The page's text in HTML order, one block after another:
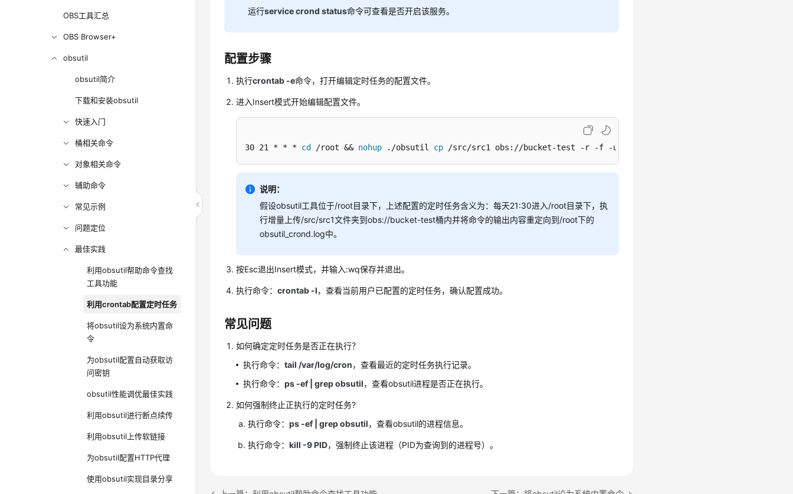
OBS工具汇总
OBS Browser+
obsutil
obsutil简介
下载和安装obsutil
快速入门
桶相关命令
对象相关命令
辅助命令
常见示例
问题定位
最佳实践
利用obsutil帮助命令查找
工具功能
利用crontab配置定时任务
将obsutil设为系统内置命
令
为obsutil配置自动获取访
问密钥
obsutil性能调优最佳实践
利用obsutil进行断点续传
利用obsutil上传软链接
为obsutil配置HTTP代理
使用obsutil实现目录分享
运行service crond status命令可查看是否开启该服务。
配置步骤
执行crontab -e命令，打开编辑定时任务的配置文件。
进入Insert模式开始编辑配置文件。
30 21 * * * cd /root && nohup ./obsutil cp /src/src1 obs://bucket-test -r -f -u &>obsutil_crond.log &
说明：
假设obsutil工具位于/root目录下，上述配置的定时任务含义为：每天21:30进入/root目录下，执
行增量上传/src/src1文件夹到obs://bucket-test桶内并将命令的输出内容重定向到/root下的
obsutil_crond.log中。
按Esc退出Insert模式，并输入:wq保存并退出。
执行命令：crontab -l，查看当前用户已配置的定时任务，确认配置成功。
常见问题
如何确定定时任务是否正在执行？
执行命令：tail /var/log/cron，查看最近的定时任务执行记录。
执行命令：ps -ef | grep obsutil，查看obsutil进程是否正在执行。
如何强制终止正执行的定时任务?
执行命令：ps -ef | grep obsutil，查看obsutil的进程信息。
执行命令：kill -9 PID，强制终止该进程（PID为查询到的进程号）。